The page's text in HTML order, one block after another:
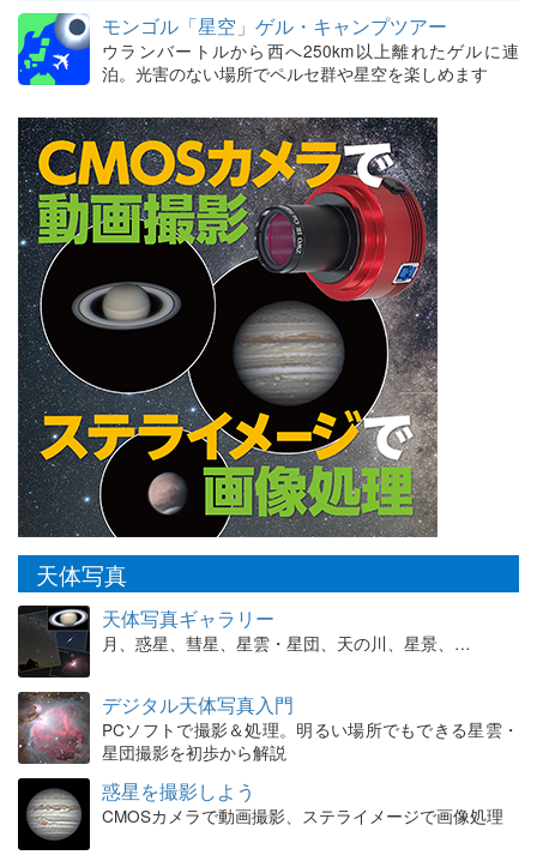
モンゴル「星空」ゲル・キャンプツアー
ウランバートルから西へ250km以上離れたゲルに連
泊。光害のない場所でペルセ群や星空を楽しめます
天体写真
天体写真ギャラリー
月、惑星、彗星、星雲・星団、天の川、星景、…
デジタル天体写真入門
PCソフトで撮影＆処理。明るい場所でもできる星雲・
星団撮影を初歩から解説
惑星を撮影しよう
CMOSカメラで動画撮影、ステライメージで画像処理